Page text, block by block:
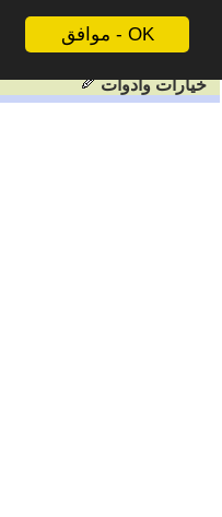
موافق - OK
خيارات وادوات